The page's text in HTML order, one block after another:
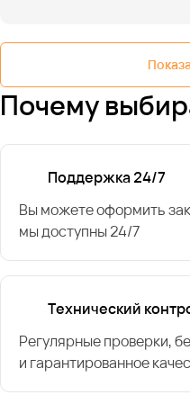
Почему
Поддержка 24/7
Вы можете оформить
мы доступны 24/7
Технический
Регулярные проверки,
и гарантированное